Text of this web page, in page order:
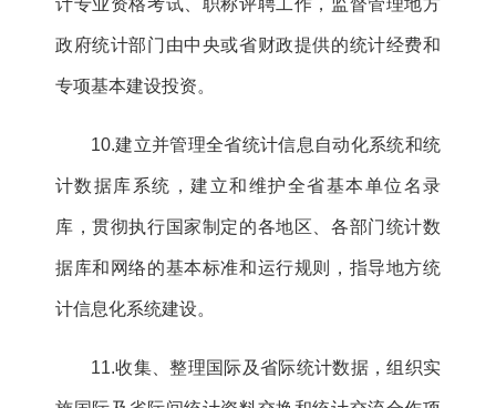
计专业资格考试、职称评聘工作，监督管理地方
政府统计部门由中央或省财政提供的统计经费和
专项基本建设投资。
10.建立并管理全省统计信息自动化系统和统
计数据库系统，建立和维护全省基本单位名录
库，贯彻执行国家制定的各地区、各部门统计数
据库和网络的基本标准和运行规则，指导地方统
计信息化系统建设。
11.收集、整理国际及省际统计数据，组织实